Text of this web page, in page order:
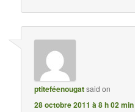
ptiteféenougatsaid on
28 octobre 2011 à 8 h 02 min